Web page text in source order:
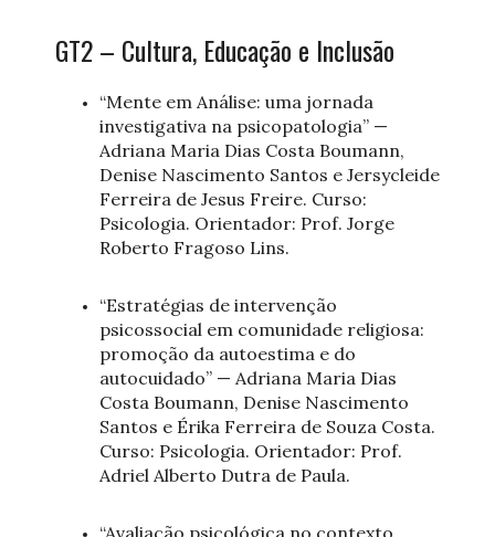
GT2 – Cultura, Educação e Inclusão
“Mente em Análise: uma jornada
investigativa na psicopatologia” —
Adriana Maria Dias Costa Boumann,
Denise Nascimento Santos e Jersycleide
Ferreira de Jesus Freire. Curso:
Psicologia. Orientador: Prof. Jorge
Roberto Fragoso Lins.
“Estratégias de intervenção
psicossocial em comunidade religiosa:
promoção da autoestima e do
autocuidado” — Adriana Maria Dias
Costa Boumann, Denise Nascimento
Santos e Érika Ferreira de Souza Costa.
Curso: Psicologia. Orientador: Prof.
Adriel Alberto Dutra de Paula.
“Avaliação psicológica no contexto